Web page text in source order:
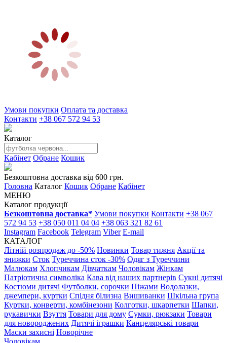
Умови покупки Оплата та доставка
Контакти +38 067 572 94 53
Каталог
Кабінет Обране Кошик
Безкоштовна доставка від 600 грн.
Головна Каталог Кошик Обране Кабінет
МЕНЮ
Каталог продукції
Безкоштовна доставка* Умови покупки Контакти +38 067
572 94 53 +38 050 011 04 04 +38 063 321 82 61
Instagram Facebook Telegram Viber E-mail
КАТАЛОГ
Літній розпродаж до -50% Новинки Товар тижня Акції та
знижки Сток Туреччина сток -30% Одяг з Туреччини
Малюкам Хлопчикам Дівчаткам Чоловікам Жінкам
Патріотична символіка Кава від наших партнерів Сукні дитячі
Костюми дитячі Футболки, сорочки Піжами Водолазки,
джемпери, куртки Спідня білизна Вишиванки Шкільна група
Куртки, конверти, комбінезони Колготки, шкарпетки Шапки,
рукавички Взуття Товари для дому Сумки, рюкзаки Товари
для новороджених Дитячі іграшки Канцелярські товари
Маски захисні Новорічне
Чоловікам